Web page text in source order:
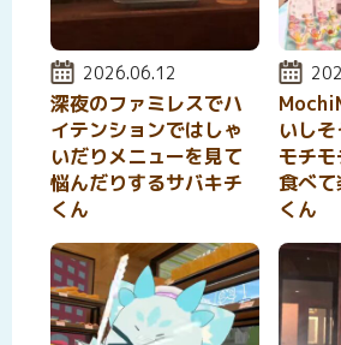
投稿日:
2026.06.12
深夜のファミレスでハ
イテンションではしゃ
いだりメニューを見て
悩んだりするサバキチ
くん
投
いし
モチ
食べ
くん